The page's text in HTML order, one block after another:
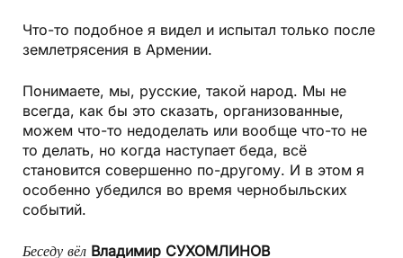
Что-то подобное я видел и испытал только после
землетрясения в Армении.
Понимаете, мы, русские, такой народ. Мы не
всегда, как бы это сказать, организованные,
можем что-то недоделать или вообще что-то не
то делать, но когда наступает беда, всё
становится совершенно по-другому. И в этом я
особенно убедился во время чернобыльских
событий.
Беседу вёл Владимир СУХОМЛИНОВ